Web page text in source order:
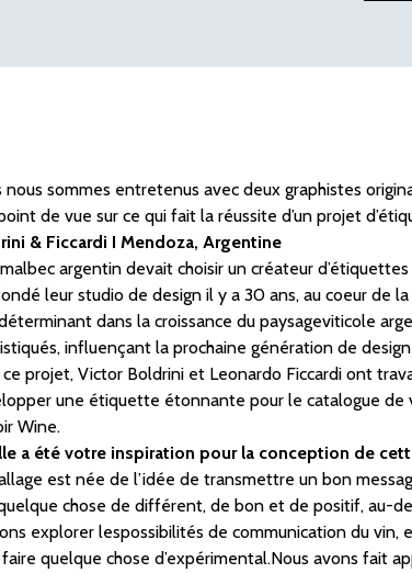
nous sommes entretenus avec deux graphistes
de vue sur ce qui fait la réussite d’un projet
& Ficcardi I Mendoza, Argentine
argentin devait choisir un créateur
leur studio de design il y a 30 ans, au coeur de
dans la croissance du paysageviticole
influençant la prochaine génération de
ce projet, Victor Boldrini et Leonardo Ficcardi ont
une étiquette étonnante pour le catalogue de
Wine.
a été votre inspiration pour la conception de
est née de l’idée de transmettre un bon
chose de différent, de bon et de positif, au-
explorer lespossibilités de communication du vin,
quelque chose d’expérimental.Nous avons fait